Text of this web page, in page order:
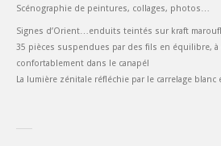
Scénographie de peintures, collages, photos…
Signes d’Orient…enduits teintés sur kraft
35 pièces suspendues par des fils en équilibre, à
confortablement dans le canapé!
La lumière zénitale réfléchie par le carrelage blanc